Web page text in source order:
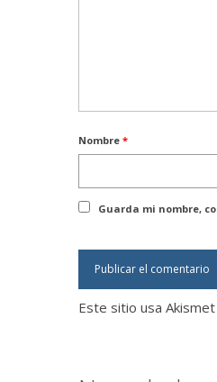
Nombre *
Guarda mi nombre,
Este sitio usa